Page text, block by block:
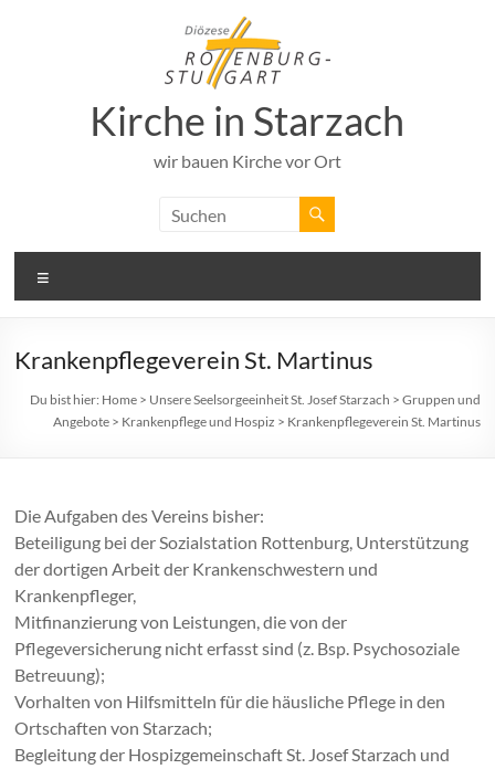
Kirche in Starzach
wir bauen Kirche vor Ort
Krankenpflegeverein St. Martinus
Du bist hier: Home> Unsere Seelsorgeeinheit St. Josef Starzach > Gruppen und
Angebote> Krankenpflege und Hospiz > Krankenpflegeverein St. Martinus
Die Aufgaben des Vereins bisher:
Beteiligung bei der Sozialstation Rottenburg, Unterstützung
der dortigen Arbeit der Krankenschwestern und
Krankenpfleger,
Mitfinanzierung von Leistungen, die von der
Pflegeversicherung nicht erfasst sind (z. Bsp. Psychosoziale
Betreuung);
Vorhalten von Hilfsmitteln für die häusliche Pflege in den
Ortschaften von Starzach;
Begleitung der Hospizgemeinschaft St. Josef Starzach und